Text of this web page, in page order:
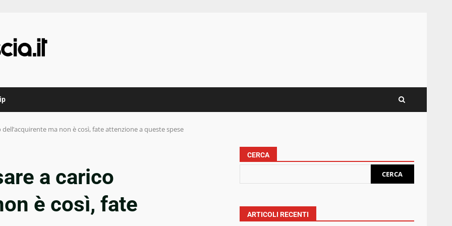
ma non è così, fate attenzione a queste spese
a carico
è così, fate
CERCA
CERCA
ARTICOLI RECENTI